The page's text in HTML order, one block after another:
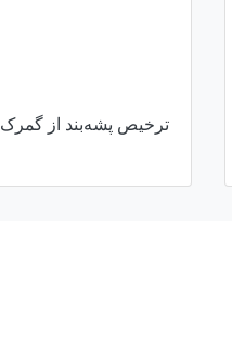
ترخیص پشه‌بند از گمرک